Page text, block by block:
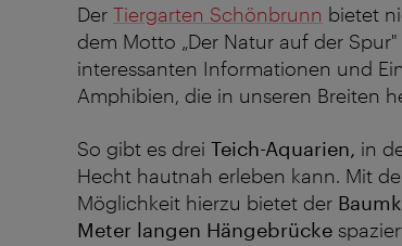
Der Tiergarten Schönbrunn bietet
dem Motto „Der Natur auf der
interessanten Informationen und
Amphibien, die in unseren Breiten
So gibt es drei Teich-Aquarien, in
Hecht hautnah erleben kann. Mit
Möglichkeit hierzu bietet der
Meter langen Hängebrücke